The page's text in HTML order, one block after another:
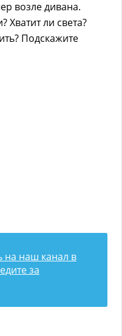
возле дивана.
Хватит ли света?
Подскажите
на наш канал в
за